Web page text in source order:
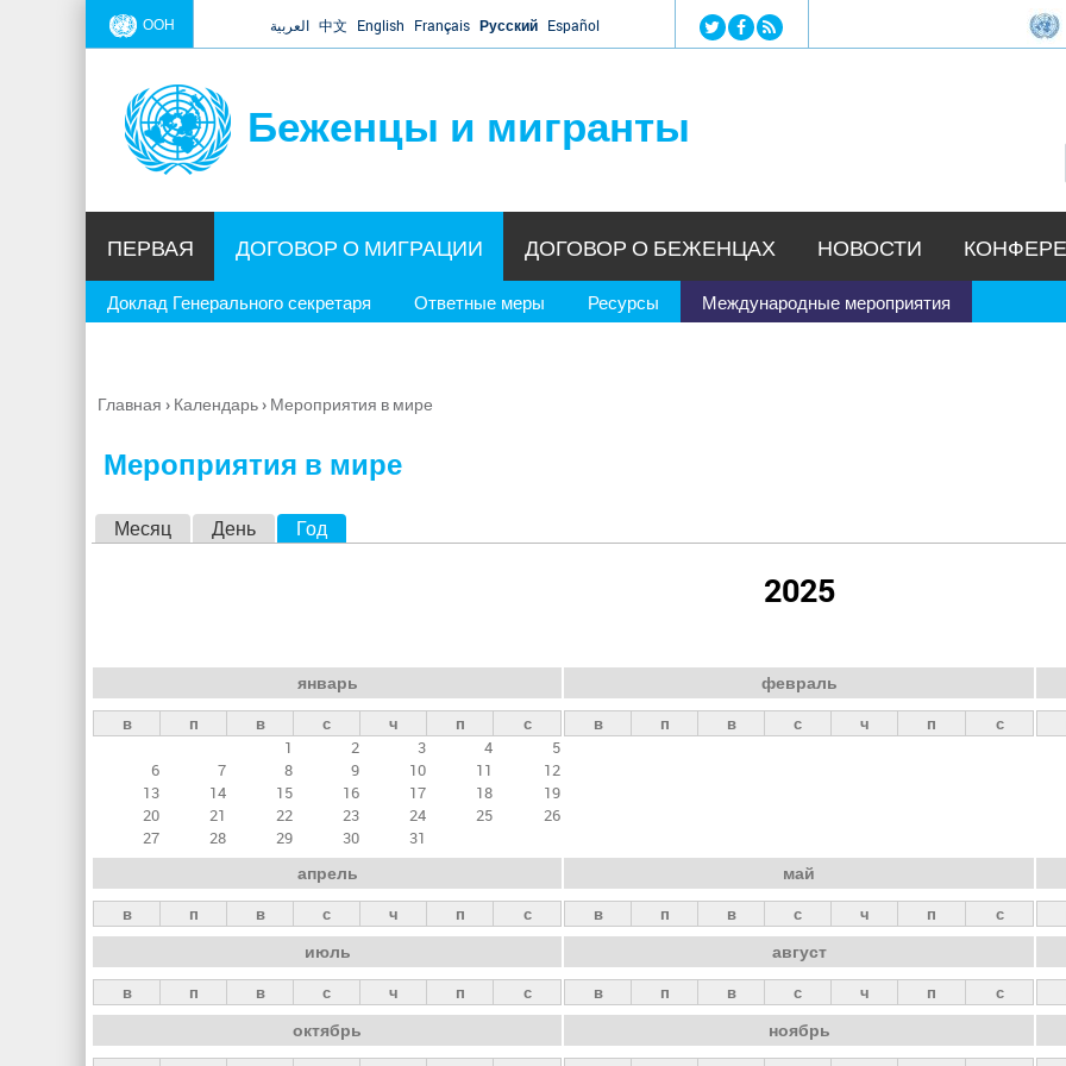
Jump to navigation
ООН العربية 中文 English Français Русский Español
Беженцы и мигранты
ПЕРВАЯ ДОГОВОР О МИГРАЦИИ
Доклад Генерального секретаря Ответные меры Ресурсы Международные мероприятия
ДОГОВОР О БЕЖЕНЦАХ НОВОСТИ
Вы
Главная › Календарь› Мероприятия в мире
Мероприятия в мире
н
ы
е
а
д
к
и
Месяц День Год
2025
январь
в п в с ч п
с
1
2 3 4
5
6
7 8 9 10 11
12
13
14 15 16 17 18
19
20
21 22 23 24 25
26
27
28 29 30 31
февраль
в п в с ч п с
апрель
в п в с ч п с
май
в п в с ч п с
июль
в п в с ч п с
август
в п в с ч п с
октябрь ноябрь